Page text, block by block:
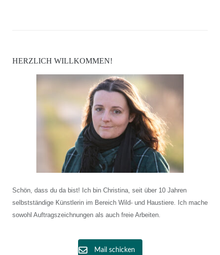
HERZLICH WILLKOMMEN!
Schön, dass du da bist! Ich bin Christina, seit über 10 Jahren
selbstständige Künstlerin im Bereich Wild- und Haustiere. Ich mache
sowohl Auftragszeichnungen als auch freie Arbeiten.
Mail schicken